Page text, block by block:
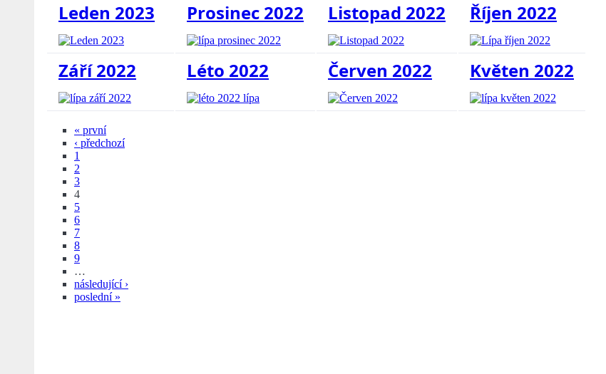
Leden 2023 Prosinec 2022 Listopad 2022 Říjen 2022
Září 2022 Léto 2022 Červen 2022 Květen 2022
« první
‹ předchozí
1
2
3
4
5
6
7
8
9
…
následující ›
poslední »